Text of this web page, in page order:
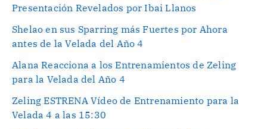
Presentación Revelados por Ibai Llanos
Shelao en sus Sparring más Fuertes por Ahora
antes de la Velada del Año 4
Alana Reacciona a los Entrenamientos de Zeling
para la Velada del Año 4
Zeling ESTRENA Vídeo de Entrenamiento para la
Velada 4 a las 15:30